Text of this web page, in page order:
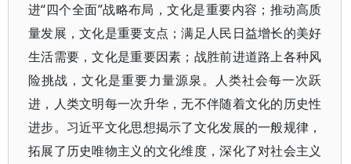
进“四个全面”战略布局，文化是重要内容；推动高质
量发展，文化是重要支点；满足人民日益增长的美好
生活需要，文化是重要因素；战胜前进道路上各种风
险挑战，文化是重要力量源泉。人类社会每一次跃
进，人类文明每一次升华，无不伴随着文化的历史性
进步。习近平文化思想揭示了文化发展的一般规律，
拓展了历史唯物主义的文化维度，深化了对社会主义